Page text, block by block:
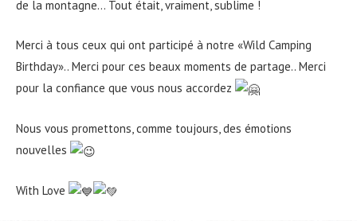
de la montagne… Tout était, vraiment, sublime !
Merci à tous ceux qui ont participé à notre «Wild Camping
Birthday».. Merci pour ces beaux moments de partage.. Merci
pour la confiance que vous nous accordez
Nous vous promettons, comme toujours, des émotions
nouvelles
With Love